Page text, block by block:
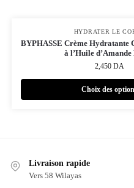
HYDRATER LE
BYPHASSE Crème Hydratante
à l’Huile d’Amande
2,450 DA
Choix des
Livraison rapide
Vers 58 Wilayas